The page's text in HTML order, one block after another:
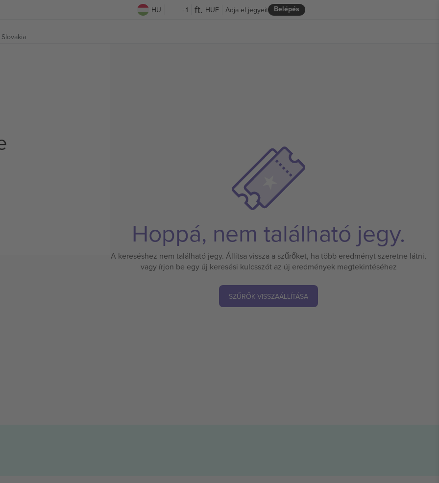
HU +1 HUF Belépés
Adja el jegyeit
Hoppá, nem található jegy.
A kereséshez nem található jegy. Állítsa vissza a szűrőket, ha több eredményt szeretne látni,
vagy írjon be egy új keresési kulcsszót az új eredmények megtekintéséhez
SZŰRŐK VISSZAÁLLÍTÁSA